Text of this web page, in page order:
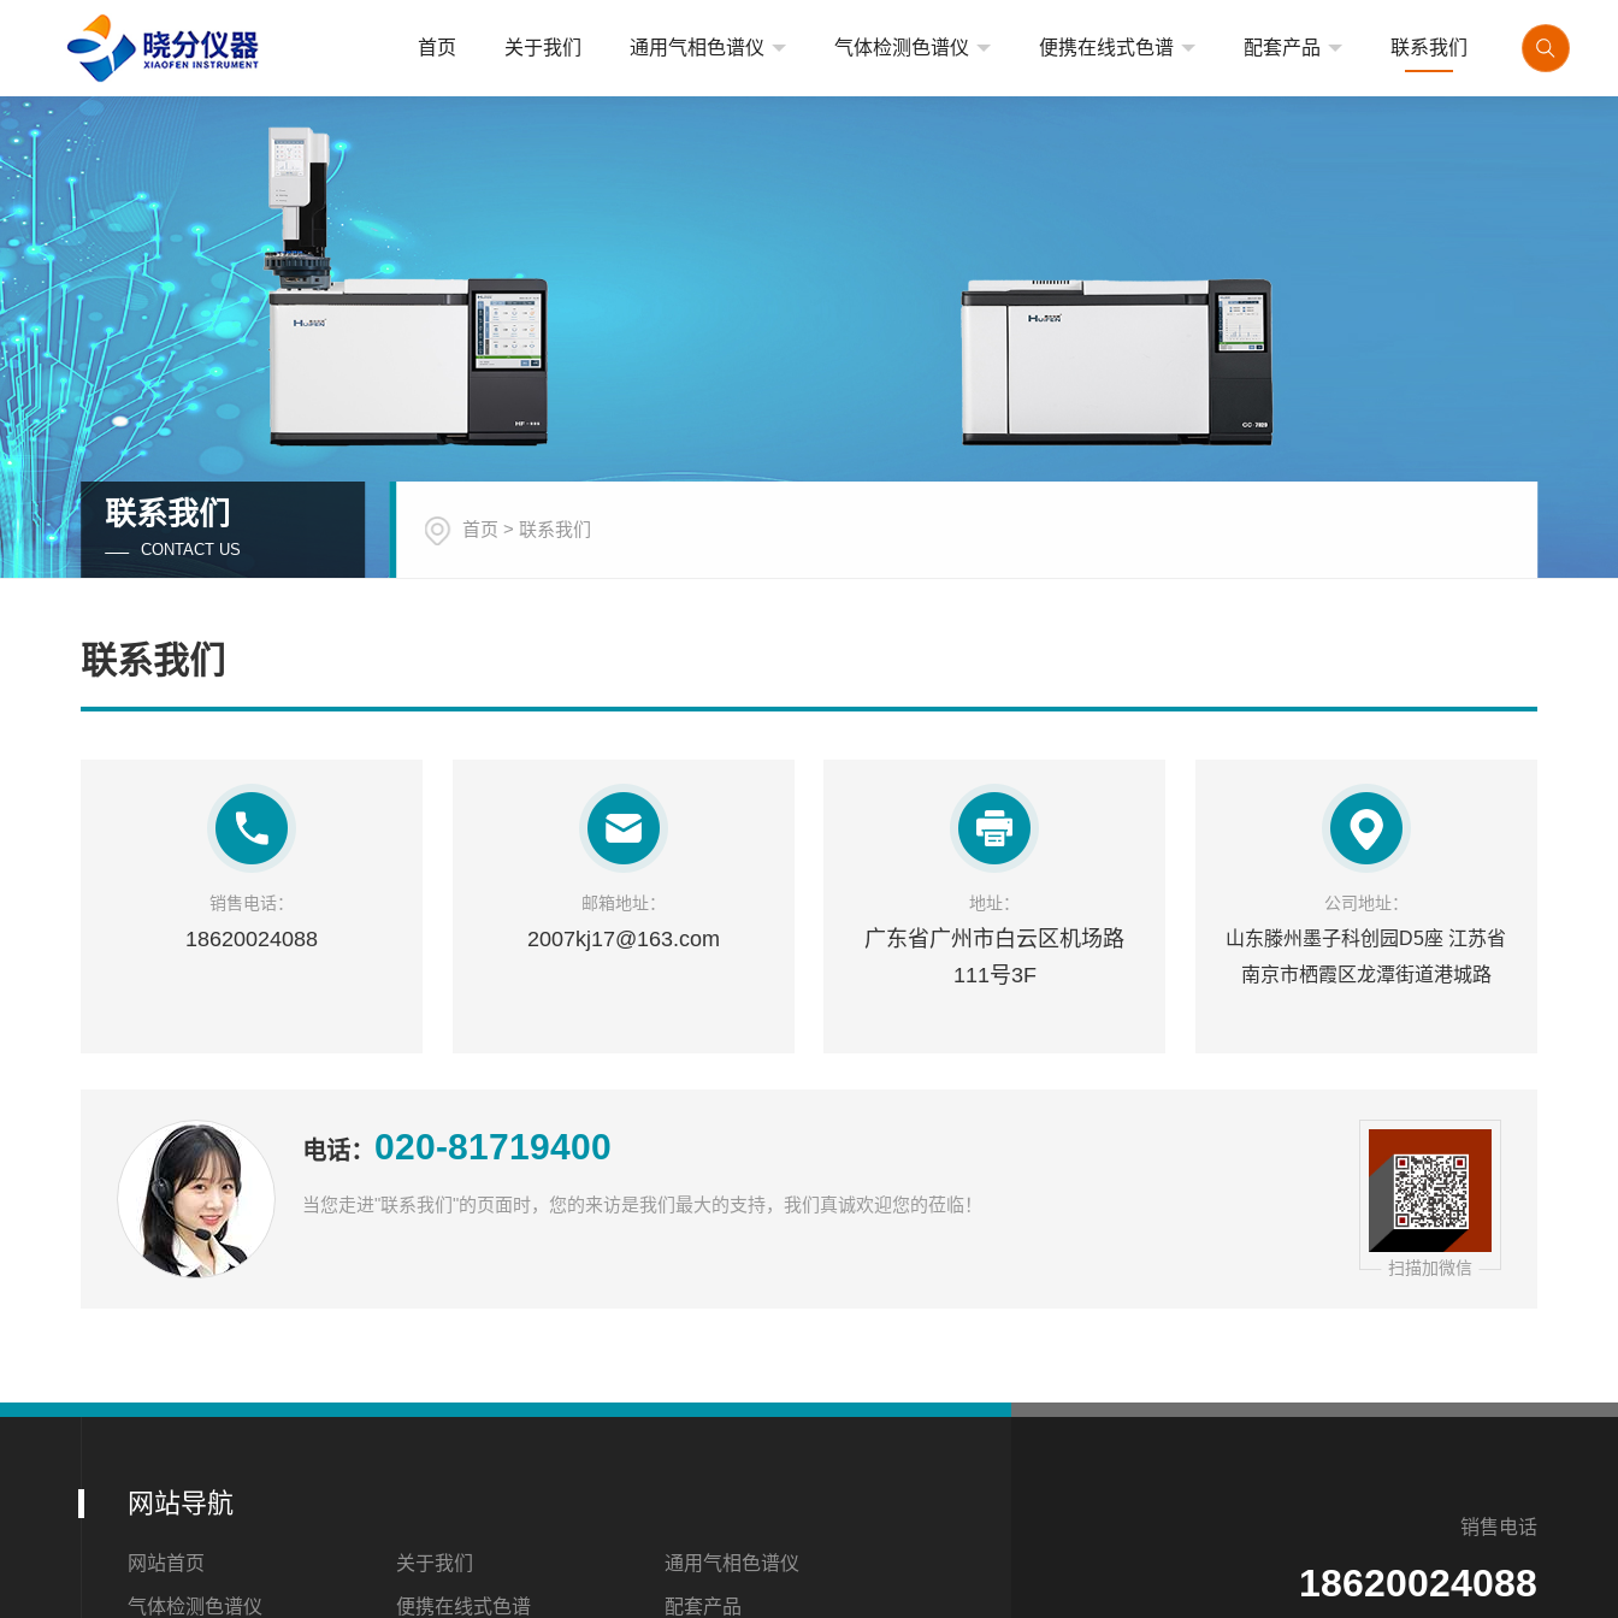
首页 关于我们 通用气相色谱仪 气体检测色谱仪
工业气体检测气相色谱仪
高纯气体检测气相色谱仪
便携在线式色谱 配套产品
专用色谱工作站
联系我们
联系我们
CONTACT US
首页 >联系我们
联系我们
销售电话：
18620024088
邮箱地址：
2007kj17@163.com
地址：
广东省广州市白云区机场路
111号3F
公司地址：
山东滕州墨子科创园D5座 江苏省
南京市栖霞区龙潭街道港城路
电话： 020-81719400
当您走进"联系我们"的页面时，您的来访是我们最大的支持，我们真诚欢迎您的莅临！
扫描加微信
网站导航
网站首页 关于我们 通用气相色谱仪
气体检测色谱仪 便携在线式色谱 配套产品
销售电话
18620024088